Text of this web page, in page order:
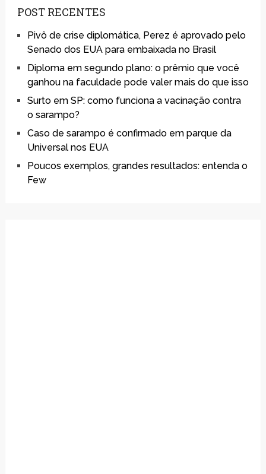
POST RECENTES
Pivô de crise diplomática, Perez é aprovado pelo
Senado dos EUA para embaixada no Brasil
Diploma em segundo plano: o prêmio que você
ganhou na faculdade pode valer mais do que isso
Surto em SP: como funciona a vacinação contra
o sarampo?
Caso de sarampo é confirmado em parque da
Universal nos EUA
Poucos exemplos, grandes resultados: entenda o
Few